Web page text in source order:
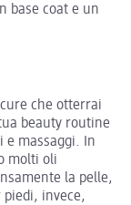
base coat e un
che otterrai
beauty routine
e massaggi. In
molti oli
la pelle,
piedi, invece,